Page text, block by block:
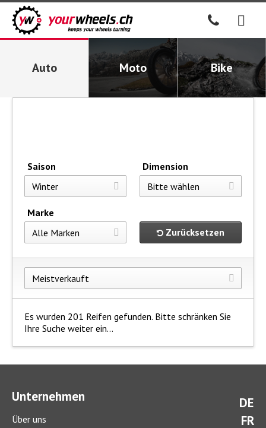
Auto Moto Bike
Saison Dimension
Marke
Zurücksetzen
Es wurden 201 Reifen gefunden. Bitte schränken Sie
Ihre Suche weiter ein...
DE
FR
Unternehmen
Über uns